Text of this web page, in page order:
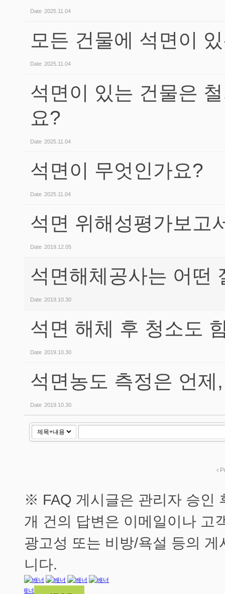
Date 2025.11.04
모든 건물에 석면이
Date 2025.11.04
석면이 있는 건물은
요?
Date 2025.11.04
석면이 무엇인가요?
Date 2025.11.04
석면 위해성평가보고
Date 2019.12.05
석면해체공사는 어떤
Date 2019.10.30
석면 해체 후 청소도
Date 2019.10.30
석면농도 측정은 언
Date 2019.10.30
※ FAQ 게시글은 관리자 승인
개 건의 답변은 이메일이나 고
광고성 또는 비방/욕설 등의
니다.